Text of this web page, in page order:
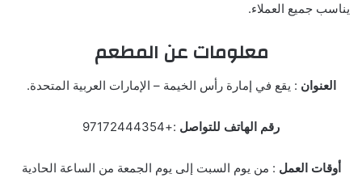
يناسب جميع العملاء.
معلومات عن المطعم
العنوان : يقع في إمارة رأس الخيمة – الإمارات العربية المتحدة.
رقم الهاتف للتواصل :+97172444354
أوقات العمل : من يوم السبت إلى يوم الجمعة من الساعة الحادية